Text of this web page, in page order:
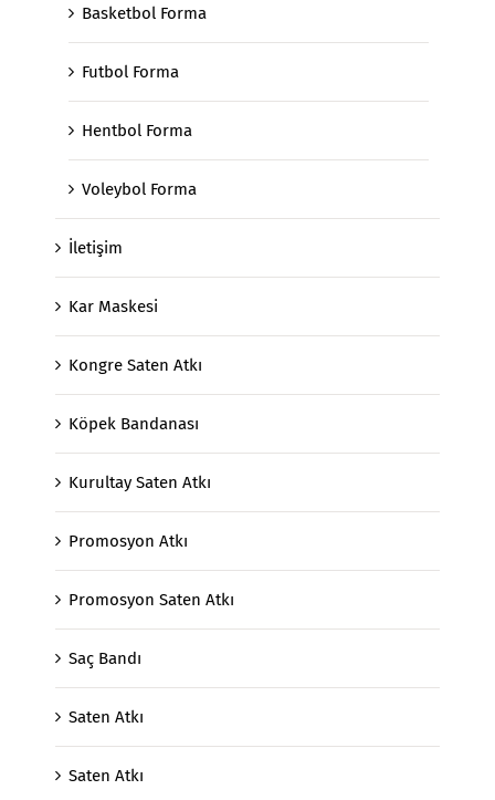
Basketbol Forma
Futbol Forma
Hentbol Forma
Voleybol Forma
İletişim
Kar Maskesi
Kongre Saten Atkı
Köpek Bandanası
Kurultay Saten Atkı
Promosyon Atkı
Promosyon Saten Atkı
Saç Bandı
Saten Atkı
Saten Atkı